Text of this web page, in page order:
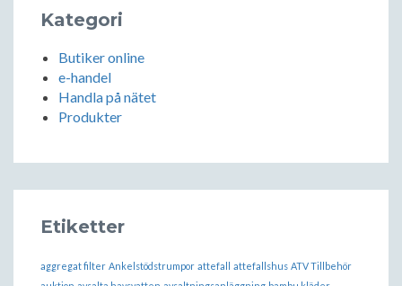
Kategori
Butiker online
e-handel
Handla på nätet
Produkter
Etiketter
aggregat filter Ankelstödstrumpor attefall attefallshus ATV Tillbehör